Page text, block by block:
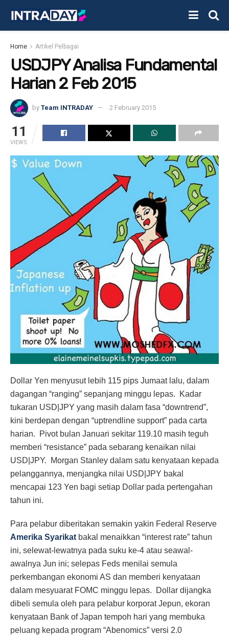
Home Artikel Pelbagai
USDJPY Analisa Fundamental
Harian 2 Feb 2015
by Team INTRADAY 2 February 2015
11
VIEWS
Dollar Yen menyusut lebih 115 pips Jumaat lalu, dalam
dagangan “ranging” sepanjang minggu lepas. Kadar
tukaran USD|JPY yang masih dalam fasa “downtrend”,
kini berdepan dengan “uptrendline support” pada carta
harian. Pivot bulan Januari sekitar 119.10 masih teguh
memberi “resistance” pada sebarang kenaikan nilai
USD|JPY. Morgan Stanley dalam satu kenyataan kepada
pelanggannya, menjangka nilai USD|JPY bakal
mencapai 123 Yen bagi setiap Dollar pada pertengahan
tahun ini.
Para pelabur diberitakan semakin yakin Federal Reserve
Amerika Syarikat bakal menaikkan “interest rate” tahun
ini, selewat-lewatnya pada suku ke-4 atau seawal-
awalnya Jun ini; selepas Feds menilai semula
perkembangan ekonomi AS dan memberi kenyataan
dalam mesyuarat FOMC minggu lepas. Dollar dijangka
dibeli semula oleh para pelabur korporat Jepun, ekoran
kenyataan Bank of Japan tempoh hari yang membuka
peluang kepada program “Abenomics” versi 2.0